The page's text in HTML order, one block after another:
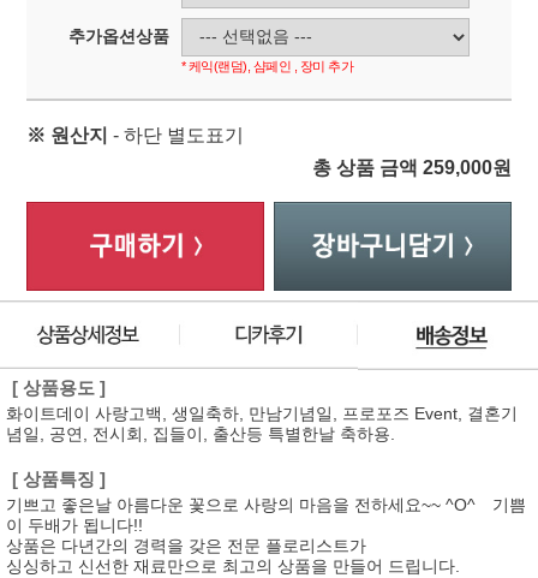
추가옵션상품
* 케익(랜덤), 샴페인 , 장미 추가
※ 원산지 - 하단 별도표기
총 상품 금액 259,000원
[ 상품용도 ]
화이트데이 사랑고백, 생일축하, 만남기념일, 프로포즈 Event, 결혼기
념일, 공연, 전시회, 집들이, 출산등 특별한날 축하용.
[ 상품특징 ]
기쁘고 좋은날 아름다운 꽃으로 사랑의 마음을 전하세요~~ ^O^ 기쁨
이 두배가 됩니다!!
상품은 다년간의 경력을 갖은 전문 플로리스트가
싱싱하고 신선한 재료만으로 최고의 상품을 만들어 드립니다.